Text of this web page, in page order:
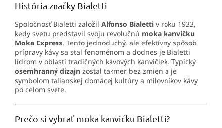
História značky Bialetti
Spoločnosť Bialetti založil Alfonso Bialetti v roku 1933,
kedy svetu predstavil svoju revolučnú moka kanvičku
Moka Express. Tento jednoduchý, ale efektívny spôsob
prípravy kávy sa stal fenoménom a dodnes je Bialetti
lídrom v oblasti tradičných kávových kanvičiek. Typický
osemhranný dizajn zostal takmer bez zmien a je
symbolom talianskej domácej kultúry a milovníkov kávy
po celom svete.
Prečo si vybrať moka kanvičku Bialetti?